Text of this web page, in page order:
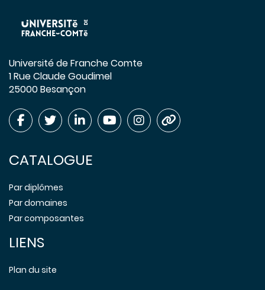
Université de Franche Comte
1 Rue Claude Goudimel
25000 Besançon
CATALOGUE
Par diplômes
Par domaines
Par composantes
LIENS
Plan du site